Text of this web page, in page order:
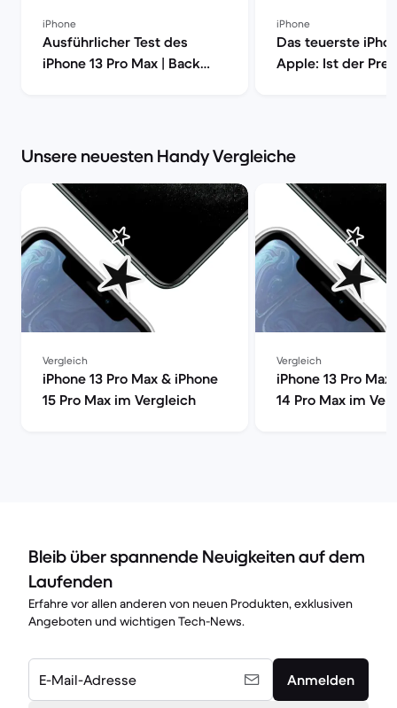
iPhone
Ausführlicher Test des
iPhone 13 Pro Max | Back
iPhone
Das teuerste
Apple: Ist der
Unsere neuesten Handy Vergleiche
Vergleich
iPhone 13 Pro Max & iPhone
15 Pro Max im Vergleich
Vergleich
iPhone 13 Pro
14 Pro Max im
Bleib über spannende Neuigkeiten auf dem
Laufenden
Erfahre vor allen anderen von neuen Produkten, exklusiven
Angeboten und wichtigen Tech-News.
E-Mail-Adresse Anmelden